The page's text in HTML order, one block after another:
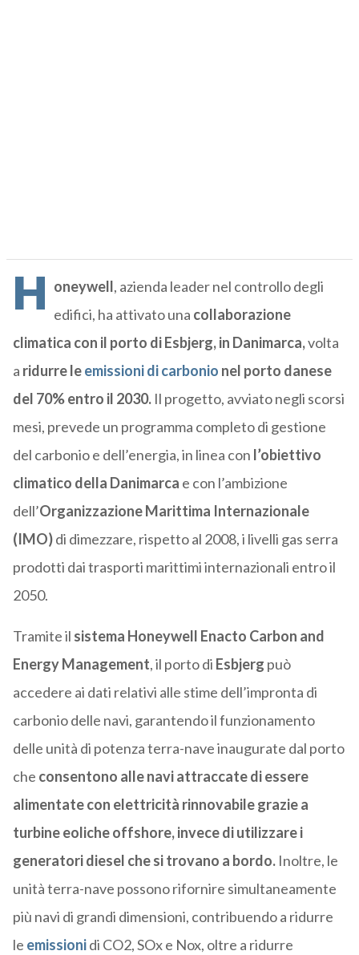
H oneywell, azienda leader nel controllo degli
edifici, ha attivato una collaborazione
climatica con il porto di Esbjerg, in Danimarca,volta
a ridurre leemissioni di carbonio nel porto danese
del 70% entro il 2030.Il progetto, avviato negli scorsi
mesi, prevede un programma completo di gestione
del carbonio e dell’energia, in linea con l’obiettivo
climatico della Danimarca e con l’ambizione
dell’Organizzazione Marittima Internazionale
(IMO)di dimezzare, rispetto al 2008, i livelli gas serra
prodotti dai trasporti marittimi internazionali entro il
2050.
Tramite il sistema Honeywell Enacto Carbon and
Energy Management, il porto di Esbjerg può
accedere ai dati relativi alle stime dell’impronta di
carbonio delle navi, garantendo il funzionamento
delle unità di potenza terra-nave inaugurate dal porto
che consentono alle navi attraccate di essere
alimentate con elettricità rinnovabile grazie a
turbine eoliche offshore, invece di utilizzare i
generatori diesel che si trovano a bordo.Inoltre, le
unità terra-nave possono rifornire simultaneamente
più navi di grandi dimensioni, contribuendo a ridurre
le emissionidi CO2, SOx e Nox, oltre a ridurre